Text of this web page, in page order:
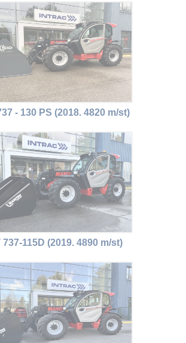
- 130 PS (2018. 4820 m/st)
737-115D (2019. 4890 m/st)